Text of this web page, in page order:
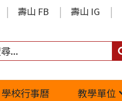
壽山 FB 壽山 IG
學校行事曆 教學單位